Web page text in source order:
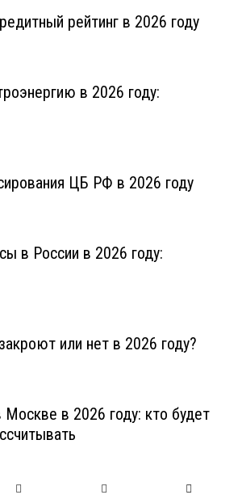
рейтинг в 2026 году
в 2026 году:
ЦБ РФ в 2026 году
в России в 2026 году:
или нет в 2026 году?
в 2026 году: кто будет